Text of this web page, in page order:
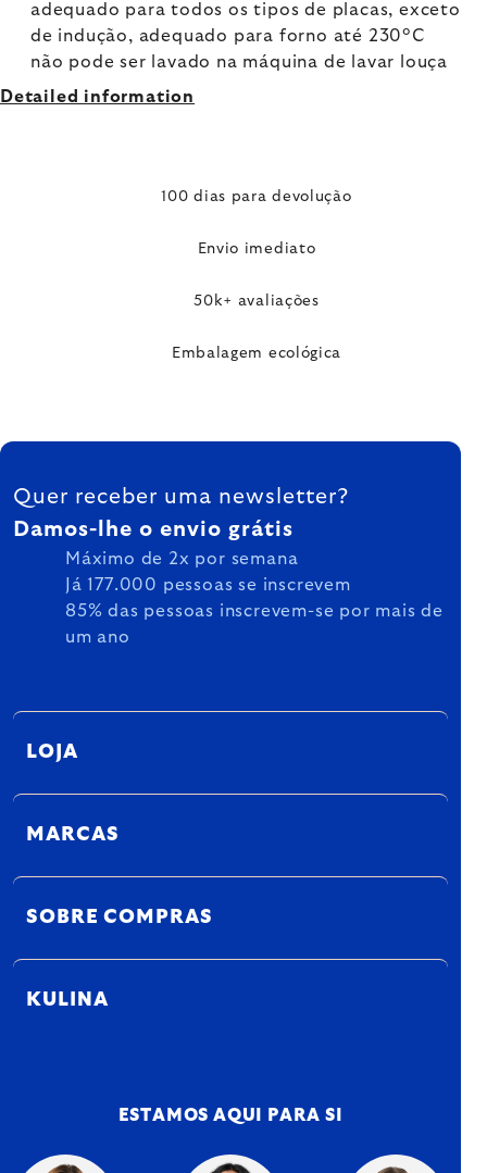
adequado para todos os tipos de placas, exceto
de indução, adequado para forno até 230°C
não pode ser lavado na máquina de lavar louça
Detailed information
100 dias para devolução
Envio imediato
50k+ avaliações
Embalagem ecológica
FOOTER
Quer receber uma newsletter?
Damos-lhe o envio grátis
Máximo de 2x por semana
Já 177.000 pessoas se inscrevem
85% das pessoas inscrevem-se por mais de
um ano
LOJA
MARCAS
SOBRE COMPRAS
KULINA
ESTAMOS AQUI PARA SI